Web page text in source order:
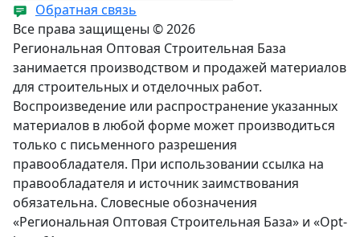
Обратная связь
Все права защищены © 2026
Региональная Оптовая Строительная База
занимается производством и продажей материалов
для строительных и отделочных работ.
Воспроизведение или распространение указанных
материалов в любой форме может производиться
только с письменного разрешения
правообладателя. При использовании ссылка на
правообладателя и источник заимствования
обязательна. Словесные обозначения
«Региональная Оптовая Строительная База» и «Opt-